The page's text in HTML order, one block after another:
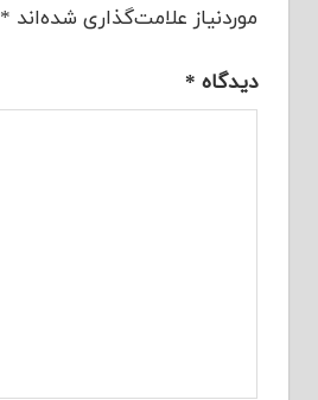
موردنیاز علامت‌گذاری شده‌اند *
دیدگاه *